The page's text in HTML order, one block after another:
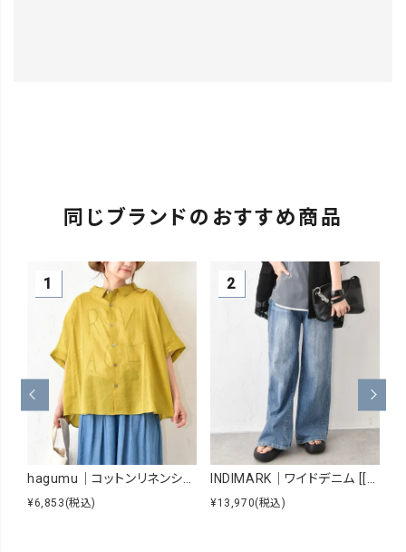
同じブランドのおすすめ商品
hagumu｜コットンリネンシアーシャツ [[hag-229]][C]
¥6,853 (税込)
INDIMARK｜ワイドデニム [[WJ167]][C]
¥13,970(税込)